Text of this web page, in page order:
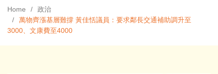
Home
政治
萬物齊漲基層難撐 黃佳恬議員：要求鄰長交通補助調升至
3000、文康費至4000